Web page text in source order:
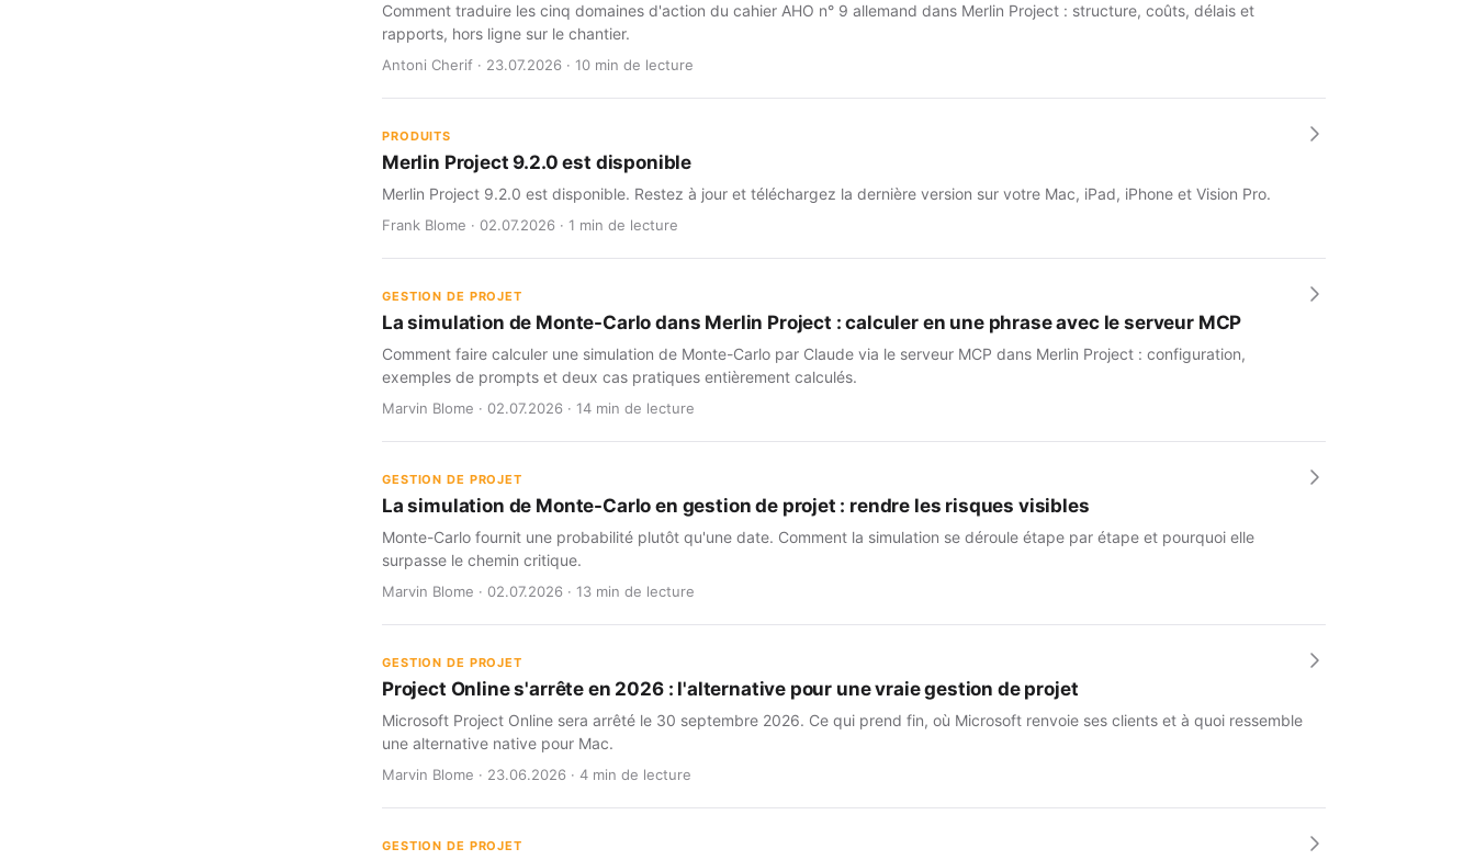
Comment traduire les cinq domaines d'action du cahier AHO n° 9 allemand dans Merlin Project : structure, coûts, délais et
rapports, hors ligne sur le chantier.
Antoni Cherif · 23.07.2026 · 10 min de lecture
PRODUITS
Merlin Project 9.2.0 est disponible
Merlin Project 9.2.0 est disponible. Restez à jour et téléchargez la dernière version sur votre Mac, iPad, iPhone et Vision Pro.
Frank Blome · 02.07.2026 · 1 min de lecture
GESTION DE PROJET
La simulation de Monte-Carlo dans Merlin Project : calculer en une phrase avec le serveur MCP
Comment faire calculer une simulation de Monte-Carlo par Claude via le serveur MCP dans Merlin Project : configuration,
exemples de prompts et deux cas pratiques entièrement calculés.
Marvin Blome · 02.07.2026 · 14 min de lecture
GESTION DE PROJET
La simulation de Monte-Carlo en gestion de projet : rendre les risques visibles
Monte-Carlo fournit une probabilité plutôt qu'une date. Comment la simulation se déroule étape par étape et pourquoi elle
surpasse le chemin critique.
Marvin Blome · 02.07.2026 · 13 min de lecture
GESTION DE PROJET
Project Online s'arrête en 2026 : l'alternative pour une vraie gestion de projet
Microsoft Project Online sera arrêté le 30 septembre 2026. Ce qui prend fin, où Microsoft renvoie ses clients et à quoi ressemble
une alternative native pour Mac.
Marvin Blome · 23.06.2026 · 4 min de lecture
GESTION DE PROJET